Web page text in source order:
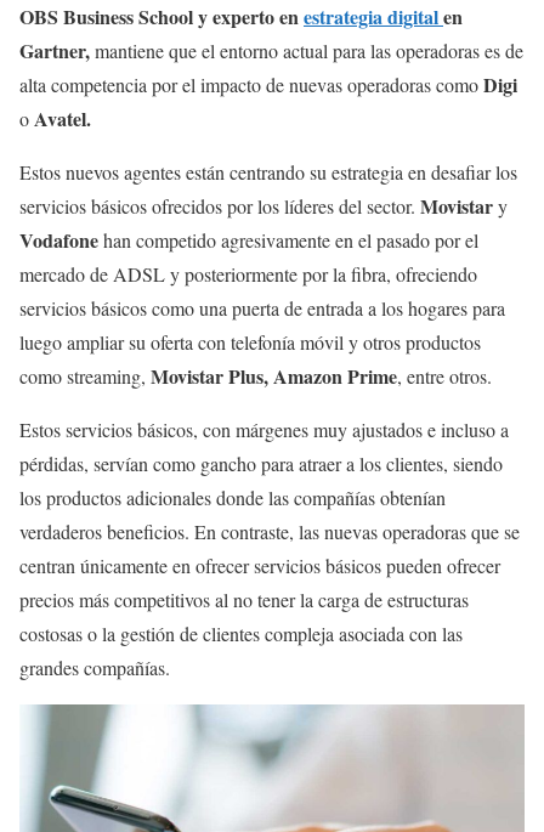
OBS Business School y experto en estrategia digitalen
Gartner,mantiene que el entorno actual para las operadoras es de
alta competencia por el impacto de nuevas operadoras comoDigi
o Avatel.
Estos nuevos agentes están centrando su estrategia en desafiar los
servicios básicos ofrecidos por los líderes del sector. Movistary
Vodafonehan competido agresivamente en el pasado por el
mercado de ADSL y posteriormente por la fibra, ofreciendo
servicios básicos como una puerta de entrada a los hogares para
luego ampliar su oferta con telefonía móvil y otros productos
como streaming, Movistar Plus, Amazon Prime, entre otros.
Estos servicios básicos, con márgenes muy ajustados e incluso a
pérdidas, servían como gancho para atraer a los clientes, siendo
los productos adicionales donde las compañías obtenían
verdaderos beneficios. En contraste, las nuevas operadoras que se
centran únicamente en ofrecer servicios básicos pueden ofrecer
precios más competitivos al no tener la carga de estructuras
costosas o la gestión de clientes compleja asociada con las
grandes compañías.